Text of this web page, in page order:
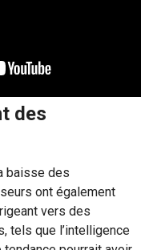
des
baisse des
ont également
vers des
tels que l’intelligence